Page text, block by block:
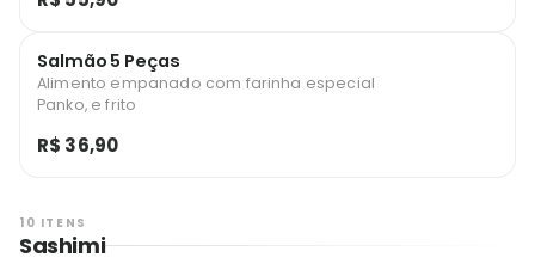
Salmão 5 Peças
Alimento empanado com farinha especial
Panko, e frito
R$ 36,90
10 ITENS
Sashimi